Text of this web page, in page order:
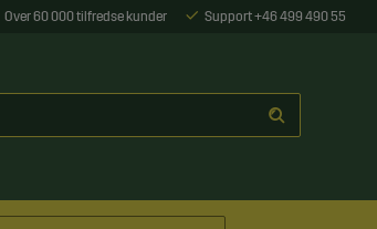
Over 60 000 tilfredse kunder Support +46 499 490 55